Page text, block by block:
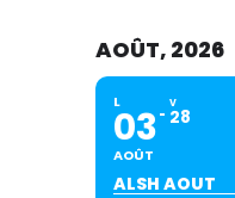
AOÛT, 2026
L
03
AOÛT
V
28
ALSH AOUT